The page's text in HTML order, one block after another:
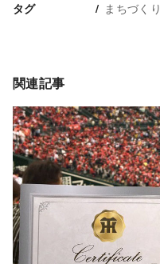
タグ まちづくり
関連記事